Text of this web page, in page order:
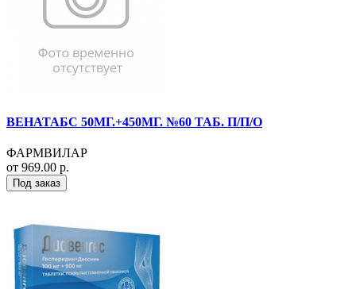
ВЕНАТАБС 50МГ.+450МГ. №60 ТАБ. П/П/О
ФАРМВИЛАР
от 969.00 р.
Под заказ